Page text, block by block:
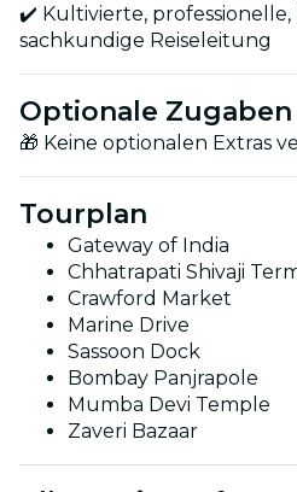
✔️ Kultivierte,
sachkundige Reiseleitung
Optionale Zugaben
🎁 Keine optionalen Extras
Tourplan
Gateway of India
Chhatrapati Shivaji
Crawford Market
Marine Drive
Sassoon Dock
Bombay Panjrapole
Mumba Devi Temple
Zaveri Bazaar